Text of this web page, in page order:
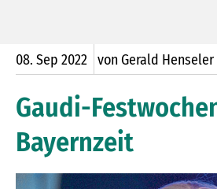
08. Sep 2022 von Gerald Henseler
Gaudi-
Bayernzeit